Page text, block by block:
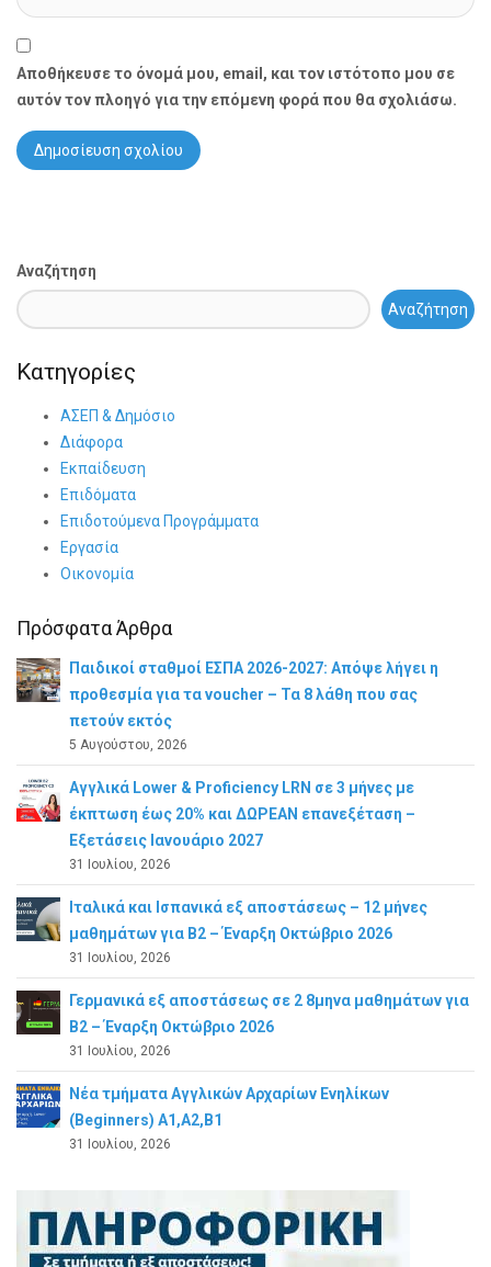
Αποθήκευσε το όνομά μου, email, και τον ιστότοπο μου σε
αυτόν τον πλοηγό για την επόμενη φορά που θα σχολιάσω.
Αναζήτηση
Αναζήτηση
Κατηγορίες
ΑΣΕΠ & Δημόσιο
Διάφορα
Εκπαίδευση
Επιδόματα
Επιδοτούμενα Προγράμματα
Εργασία
Οικονομία
Πρόσφατα Άρθρα
Παιδικοί σταθμοί ΕΣΠΑ 2026-2027: Απόψε λήγει η
προθεσμία για τα voucher – Τα 8 λάθη που σας
πετούν εκτός
5 Αυγούστου, 2026
Αγγλικά Lower & Proficiency LRN σε 3 μήνες με
έκπτωση έως 20% και ΔΩΡΕΑΝ επανεξέταση –
Εξετάσεις Ιανουάριο 2027
31 Ιουλίου, 2026
Ιταλικά και Ισπανικά εξ αποστάσεως – 12 μήνες
μαθημάτων για B2 – Έναρξη Οκτώβριο 2026
31 Ιουλίου, 2026
Γερμανικά εξ αποστάσεως σε 2 8μηνα μαθημάτων για
Β2 – Έναρξη Οκτώβριο 2026
31 Ιουλίου, 2026
Νέα τμήματα Αγγλικών Αρχαρίων Ενηλίκων
(Beginners) A1,A2,B1
31 Ιουλίου, 2026